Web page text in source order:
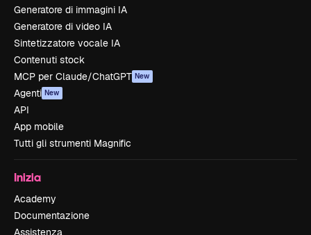
Generatore di immagini IA
Generatore di video IA
Sintetizzatore vocale IA
Contenuti stock
MCP per Claude/ChatGPT New
Agenti New
API
App mobile
Tutti gli strumenti Magnific
Inizia
Academy
Documentazione
Assistenza